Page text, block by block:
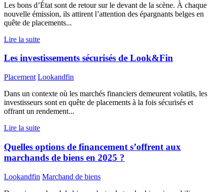
Les bons d’État sont de retour sur le devant de la scène. À chaque
nouvelle émission, ils attirent l’attention des épargnants belges en
quête de placements...
Lire la suite
Les investissements sécurisés de Look&Fin
Placement Lookandfin
Dans un contexte où les marchés financiers demeurent volatils, les
investisseurs sont en quête de placements à la fois sécurisés et
offrant un rendement...
Lire la suite
Quelles options de financement s’offrent aux
marchands de biens en 2025 ?
Lookandfin Marchand de biens